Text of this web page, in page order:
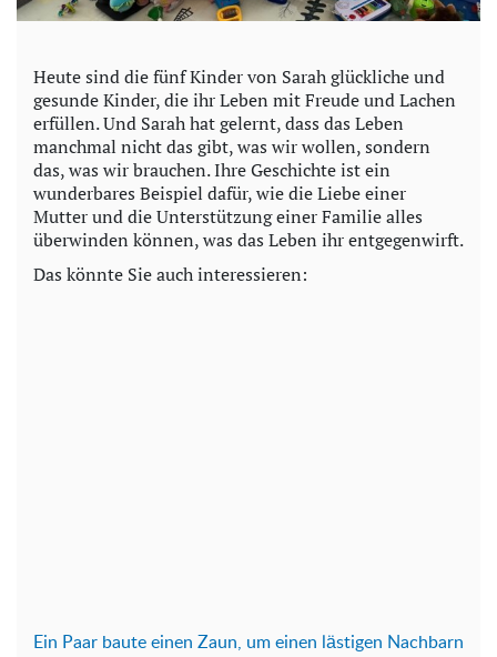
Heute sind die fünf Kinder von Sarah glückliche und
gesunde Kinder, die ihr Leben mit Freude und Lachen
erfüllen. Und Sarah hat gelernt, dass das Leben
manchmal nicht das gibt, was wir wollen, sondern
das, was wir brauchen. Ihre Geschichte ist ein
wunderbares Beispiel dafür, wie die Liebe einer
Mutter und die Unterstützung einer Familie alles
überwinden können, was das Leben ihr entgegenwirft.
Das könnte Sie auch interessieren:
Ein Paar baute einen Zaun, um einen lästigen Nachbarn